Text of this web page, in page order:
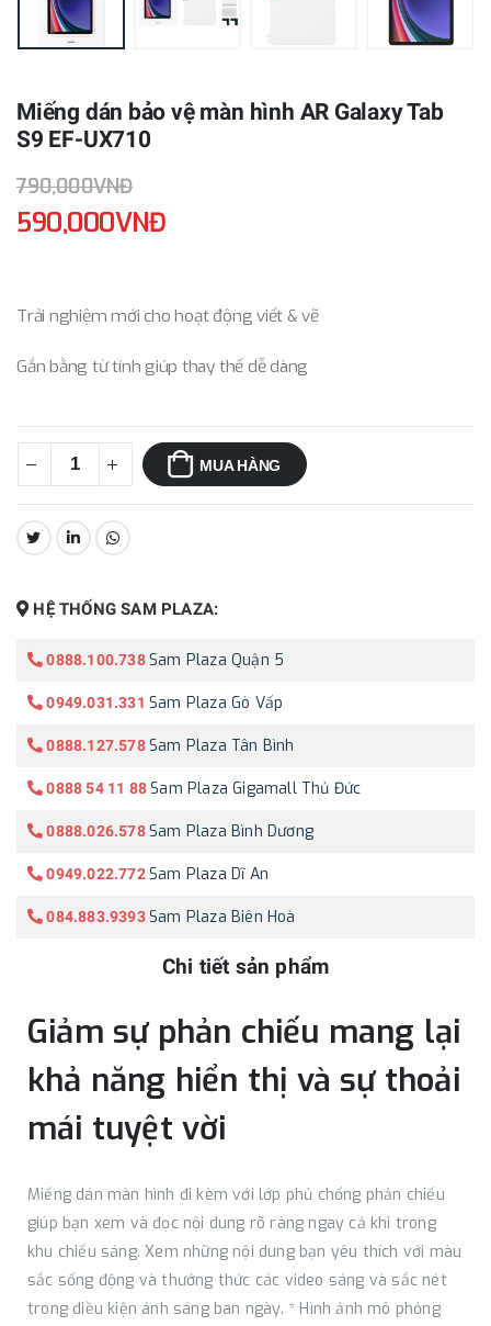
Miếng dán bảo vệ màn hình AR Galaxy Tab
S9 EF-UX710
790,000VNĐ
590,000VNĐ
Trải nghiệm mới cho hoạt động viết & vẽ
Gắn bằng từ tính giúp thay thế dễ dàng
MUA HÀNG
CHIA SẺ:
HỆ THỐNG SAM PLAZA:
0888.100.738 Sam Plaza Quận 5
0949.031.331 Sam Plaza Gò Vấp
0888.127.578 Sam Plaza Tân Bình
0888 54 11 88 Sam Plaza Gigamall Thủ Đức
0888.026.578 Sam Plaza Bình Dương
0949.022.772 Sam Plaza Dĩ An
084.883.9393 Sam Plaza Biên Hoà
Chi tiết sản phẩm
Giảm sự phản chiếu mang lại
khả năng hiển thị và sự thoải
mái tuyệt vời
Miếng dán màn hình đi kèm với lớp phủ chống phản chiếu
giúp bạn xem và đọc nội dung rõ ràng ngay cả khi trong
khu chiếu sáng. Xem những nội dung bạn yêu thích với màu
sắc sống động và thưởng thức các video sáng và sắc nét
trong điều kiện ánh sáng ban ngày. * Hình ảnh mô phỏng